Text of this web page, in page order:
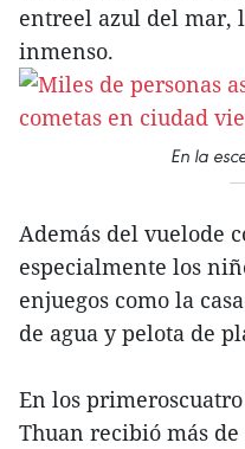
entreel azul del mar,
inmenso.
En la
Además del vuelode
especialmente los
enjuegos como la
de agua y pelota de
En los
Thuan recibió más